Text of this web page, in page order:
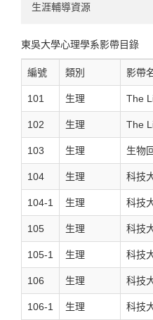
人力資源領域
121-180
181-240
241-300
301-326
碩班事務
實習辦法
其他
生涯輔導資源
東吳大學心理學系影帶目錄
編號 類別 影帶
101 生理 The
102 生理 The
103 生理 生物
104 生理 科技
104-1 生理 科技
105 生理 科技
105-1 生理 科技
106 生理 科技
106-1 生理 科技